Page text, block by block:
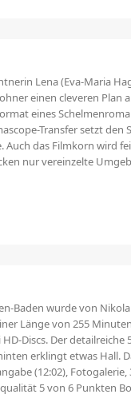
Lena (Eva-Maria
einen cleveren Plan
eines
Transfer setzt
Auch das Filmkorn wird
nur vereinzelte
Baden wurde von
Länge von 255
Discs. Der detailreiche
erklingt etwas Hall.
(12:02),
5 von 6 Punkten